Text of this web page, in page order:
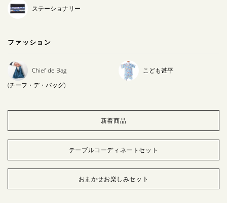
ステーショナリー
ファッション
Chief de Bag
(チーフ・デ・バッグ)
こども甚平
新着商品
テーブルコーディネートセット
おまかせお楽しみセット